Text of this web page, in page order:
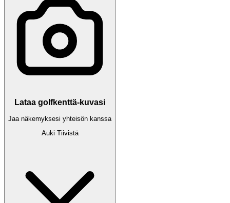
Lataa golfkenttä-kuvasi
Jaa näkemyksesi yhteisön kanssa
Auki Tiivistä